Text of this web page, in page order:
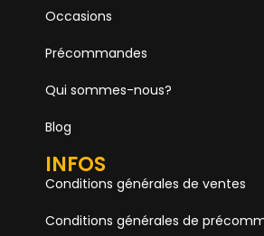
Occasions
Précommandes
Qui sommes-nous?
Blog
INFOS
Conditions générales de ventes
Conditions générales de